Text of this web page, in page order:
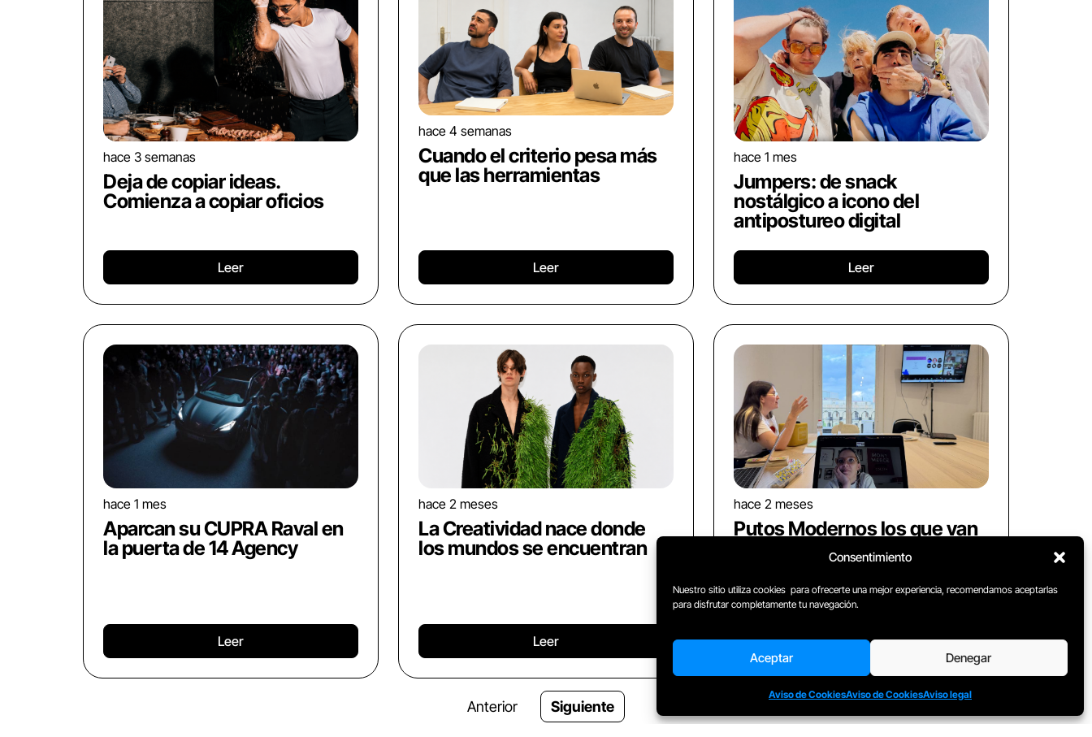
Consentimiento
Nuestro sitio utiliza cookies para ofrecerte una mejor experiencia, recomendamos aceptarlas
para disfrutar completamente tu navegación.
Aceptar Denegar
Aviso de CookiesAviso de CookiesAviso legal
hace 3 semanas
Deja de copiar ideas.
Comienza a copiar oficios
Leer
hace 4 semanas
Cuando el criterio pesa más
que las herramientas
Leer
hace 1 mes
Jumpers: de snack
nostálgico a icono del
antipostureo digital
Leer
hace 1 mes
Aparcan su CUPRA Raval en
la puerta de 14 Agency
Leer
hace 2 meses
La Creatividad nace donde
los mundos se encuentran
Leer
hace 2 meses
Putos Modernos los que van
al Sónar sin pasar antes por
Leer
Anterior Siguiente